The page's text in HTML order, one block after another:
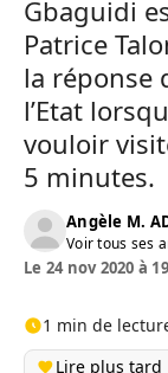
Gbaguidi
Patrice
la réponse
l’Etat
vouloir
5 minutes.
Angèle M.
Voir tous ses
Le 24 nov 2020 à
1 min de
Lire plus tard